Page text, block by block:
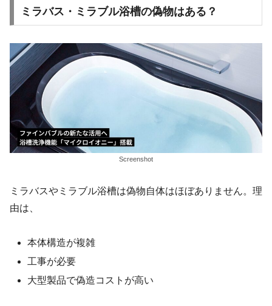
ミラバス・ミラブル浴槽の偽物はある？
Screenshot
ミラバスやミラブル浴槽は偽物自体はほぼありません。理
由は、
本体構造が複雑
工事が必要
大型製品で偽造コストが高い